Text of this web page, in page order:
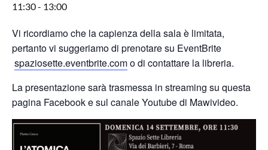
11:30- 13:00
Vi ricordiamo che la capienza della sala è limitata,
pertanto vi suggeriamo di prenotare su EventBrite
spaziosette.eventbrite.como di contattare la libreria.
La presentazione sarà trasmessa in streaming su questa
pagina Facebook e sul canale Youtube di Mawivideo.